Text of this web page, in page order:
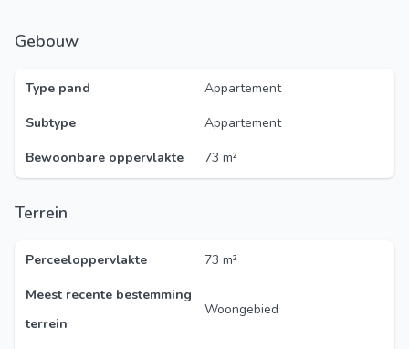
Gebouw
Type pand
Appartement
Subtype
Appartement
Bewoonbare oppervlakte
73 m²
Terrein
Perceeloppervlakte
73 m²
Meest recente bestemming
terrein
Woongebied